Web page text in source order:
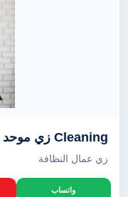
Cleaning زي موحد Broom
زي عمال النظافة
واتساب